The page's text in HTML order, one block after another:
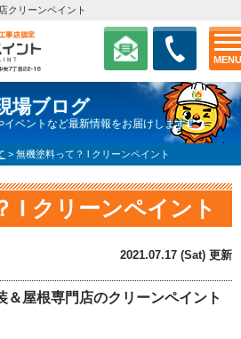
MENU
クリーンペイント
場ブログ
ベントなど最新情報をお届けします！
> 無機塗料って？ l クリーンペイント
l クリーンペイント
2021.07.17 (Sat) 更新
＆屋根専門店のクリーンペイント